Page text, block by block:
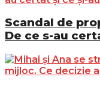
Scandal de
De ce s-au